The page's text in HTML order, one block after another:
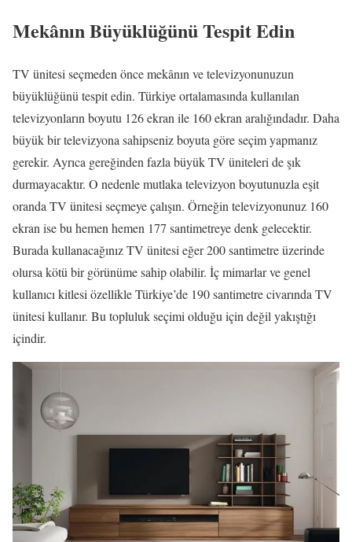
Mekânın Büyüklüğünü Tespit Edin
TV ünitesi seçmeden önce mekânın ve televizyonunuzun
büyüklüğünü tespit edin. Türkiye ortalamasında kullanılan
televizyonların boyutu 126 ekran ile 160 ekran aralığındadır. Daha
büyük bir televizyona sahipseniz boyuta göre seçim yapmanız
gerekir. Ayrıca gereğinden fazla büyük TV üniteleri de şık
durmayacaktır. O nedenle mutlaka televizyon boyutunuzla eşit
oranda TV ünitesi seçmeye çalışın. Örneğin televizyonunuz 160
ekran ise bu hemen hemen 177 santimetreye denk gelecektir.
Burada kullanacağınız TV ünitesi eğer 200 santimetre üzerinde
olursa kötü bir görünüme sahip olabilir. İç mimarlar ve genel
kullanıcı kitlesi özellikle Türkiye’de 190 santimetre civarında TV
ünitesi kullanır. Bu topluluk seçimi olduğu için değil yakıştığı
içindir.